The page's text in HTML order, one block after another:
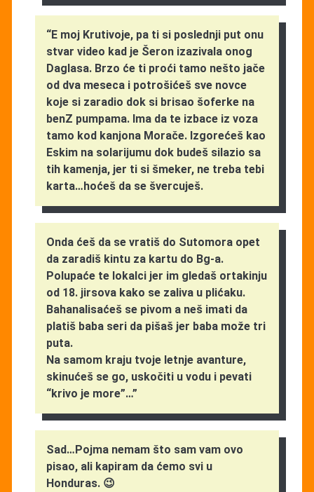
“E moj Krutivoje, pa ti si poslednji put onu
stvar video kad je Šeron izazivala onog
Daglasa. Brzo će ti proći tamo nešto jače
od dva meseca i potrošićeš sve novce
koje si zaradio dok si brisao šoferke na
benZ pumpama. Ima da te izbace iz voza
tamo kod kanjona Morače. Izgorećeš kao
Eskim na solarijumu dok budeš silazio sa
tih kamenja, jer ti si šmeker, ne treba tebi
karta…hoćeš da se švercuješ.
Onda ćeš da se vratiš do Sutomora opet
da zaradiš kintu za kartu do Bg-a.
Polupaće te lokalci jer im gledaš ortakinju
od 18. jirsova kako se zaliva u plićaku.
Bahanalisaćeš se pivom a neš imati da
platiš baba seri da pišaš jer baba može tri
puta.
Na samom kraju tvoje letnje avanture,
skinućeš se go, uskočiti u vodu i pevati
“krivo je more”…”
Sad…Pojma nemam što sam vam ovo
pisao, ali kapiram da ćemo svi u
Honduras. 😉